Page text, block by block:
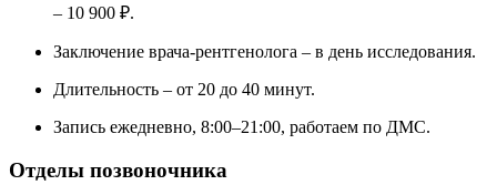
– 10 900 ₽.
Заключение врача-рентгенолога – в день исследования.
Длительность – от 20 до 40 минут.
Запись ежедневно, 8:00–21:00, работаем по ДМС.
Отделы позвоночника